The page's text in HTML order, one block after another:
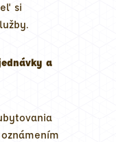
si
a